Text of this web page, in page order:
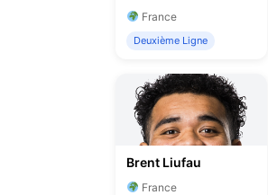
France
Deuxième Ligne
Brent Liufau
France